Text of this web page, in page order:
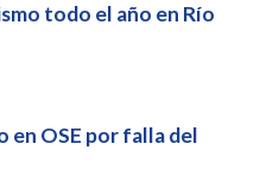
todo el año en Río
en OSE por falla del